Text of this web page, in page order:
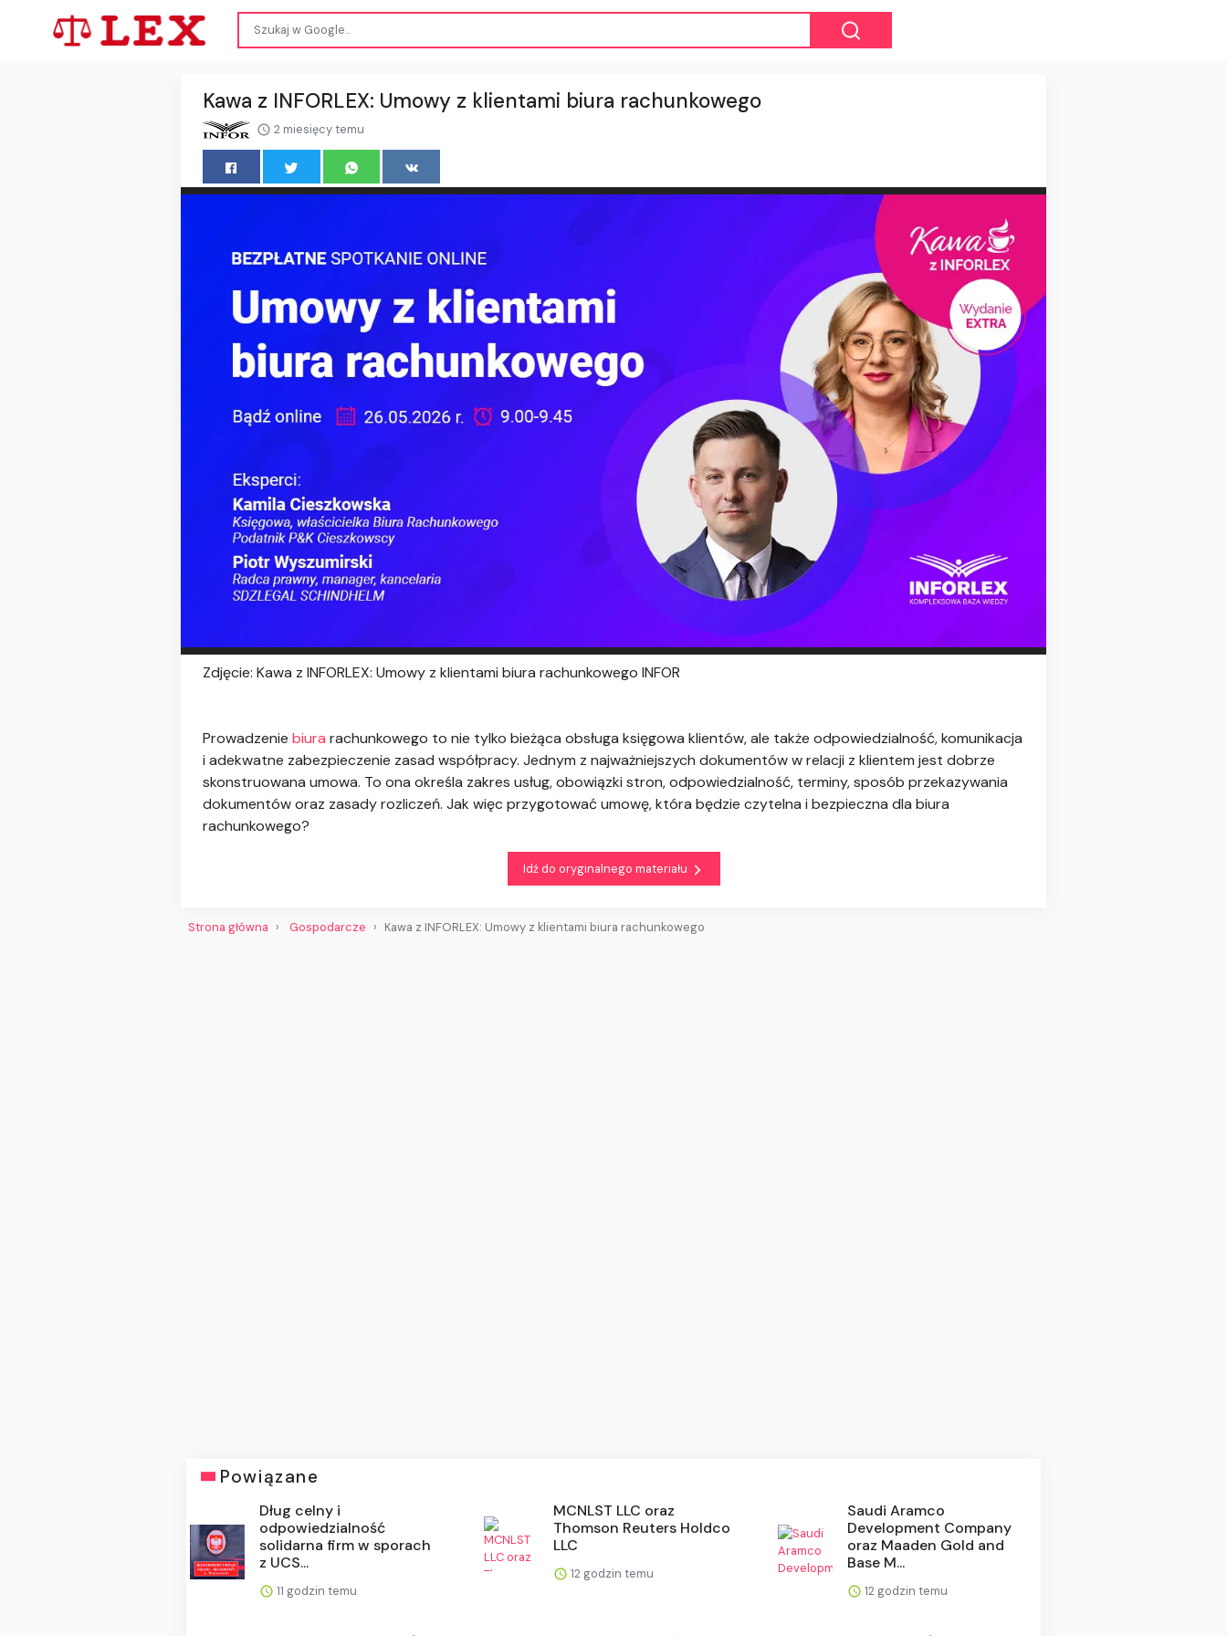
Kawa z INFORLEX: Umowy z klientami biura rachunkowego
2 miesięcy temu
Zdjęcie: Kawa z INFORLEX: Umowy z klientami biura rachunkowego INFOR
Prowadzenie biura rachunkowego to nie tylko bieżąca obsługa księgowa klientów, ale także odpowiedzialność, komunikacja
i adekwatne zabezpieczenie zasad współpracy. Jednym z najważniejszych dokumentów w relacji z klientem jest dobrze
skonstruowana umowa. To ona określa zakres usług, obowiązki stron, odpowiedzialność, terminy, sposób przekazywania
dokumentów oraz zasady rozliczeń. Jak więc przygotować umowę, która będzie czytelna i bezpieczna dla biura
rachunkowego?
Idź do oryginalnego materiału
Strona główna Gospodarcze Kawa z INFORLEX: Umowy z klientami biura rachunkowego
Powiązane
Dług celny i
odpowiedzialność
solidarna firm w sporach
z UCS...
11 godzin temu
MCNLST LLC oraz
Thomson Reuters Holdco
LLC
12 godzin temu
Saudi Aramco
Development Company
oraz Maaden Gold and
Base M...
12 godzin temu